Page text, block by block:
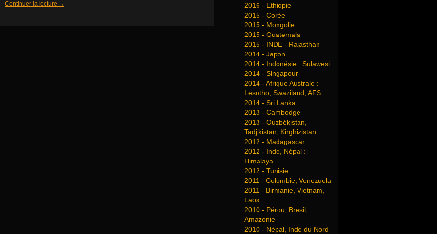
Continuer la lecture →
2016 - Ethiopie
2015 - Corée
2015 - Mongolie
2015 - Guatemala
2015 - INDE - Rajasthan
2014 - Japon
2014 - Indonésie : Sulawesi
2014 - Singapour
2014 - Afrique Australe :
Lesotho, Swaziland, AFS
2014 - Sri Lanka
2013 - Cambodge
2013 - Ouzbékistan,
Tadjikistan, Kirghizistan
2012 - Madagascar
2012 - Inde, Népal :
Himalaya
2012 - Tunisie
2011 - Colombie, Venezuela
2011 - Birmanie, Vietnam,
Laos
2010 - Pérou, Brésil,
Amazonie
2010 - Népal, Inde du Nord